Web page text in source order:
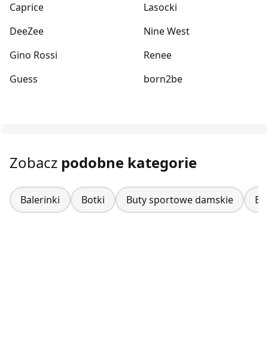
Caprice
DeeZee
Gino Rossi
Guess
Lasocki
Nine West
Renee
born2be
Zobacz podobne kategorie
Balerinki Botki Buty sportowe damskie